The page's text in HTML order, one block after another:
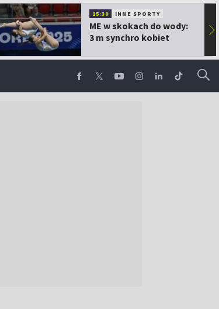
15:30 INNE SPORTY
ME w skokach do wody:
3 m synchro kobiet
▶